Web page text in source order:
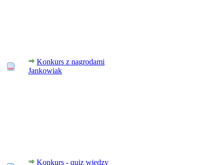
Konkurs z nagrodami
Jankowiak
Konkurs - quiz wiedzy